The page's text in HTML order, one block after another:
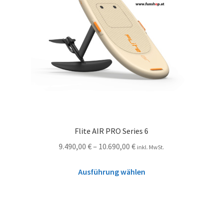
Flite AIR PRO Series 6
9.490,00 €– 10.690,00 € inkl. MwSt.
Ausführung wählen